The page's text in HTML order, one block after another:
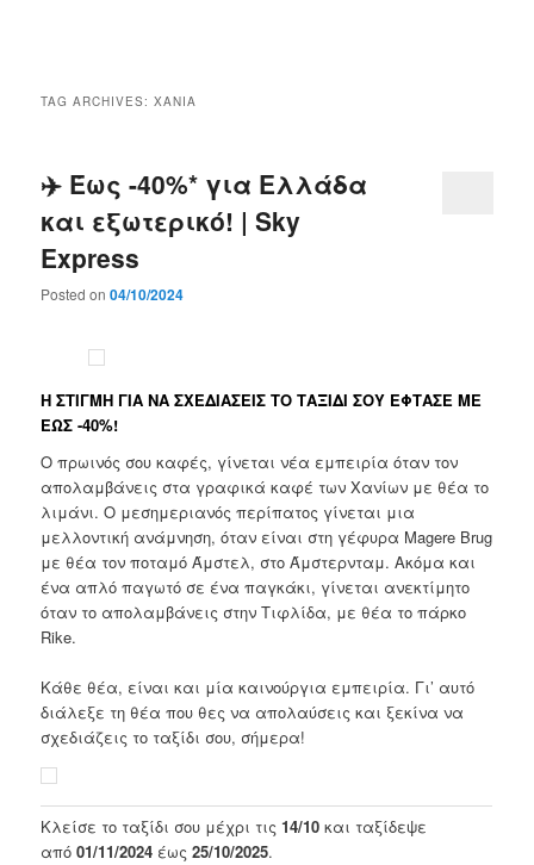
TAG ARCHIVES:ΧΑΝΙΑ
✈️ Έως -40%* για Ελλάδα
και εξωτερικό! | Sky
Express
Posted on04/10/2024
Η ΣΤΙΓΜH ΓΙΑ ΝΑ ΣΧΕΔΙAΣΕΙΣ ΤΟ ΤΑΞIΔΙ ΣΟΥ EΦΤΑΣΕ ΜΕ
ΕΩΣ -40%!
Ο πρωινός σου καφές, γίνεται νέα εμπειρία όταν τον
απολαμβάνεις στα γραφικά καφέ των Χανίων με θέα το
λιμάνι. Ο μεσημεριανός περίπατος γίνεται μια
μελλοντική ανάμνηση, όταν είναι στη γέφυρα Magere Brug
με θέα τον ποταμό Άμστελ, στο Άμστερνταμ. Ακόμα και
ένα απλό παγωτό σε ένα παγκάκι, γίνεται ανεκτίμητο
όταν το απολαμβάνεις στην Τιφλίδα, με θέα το πάρκο
Rike.
Κάθε θέα, είναι και μία καινούργια εμπειρία. Γι’ αυτό
διάλεξε τη θέα που θες να απολαύσεις και ξεκίνα να
σχεδιάζεις το ταξίδι σου, σήμερα!
Κλείσε το ταξίδι σου μέχρι τις14/10 και ταξίδεψε
από01/11/2024 έως25/10/2025.